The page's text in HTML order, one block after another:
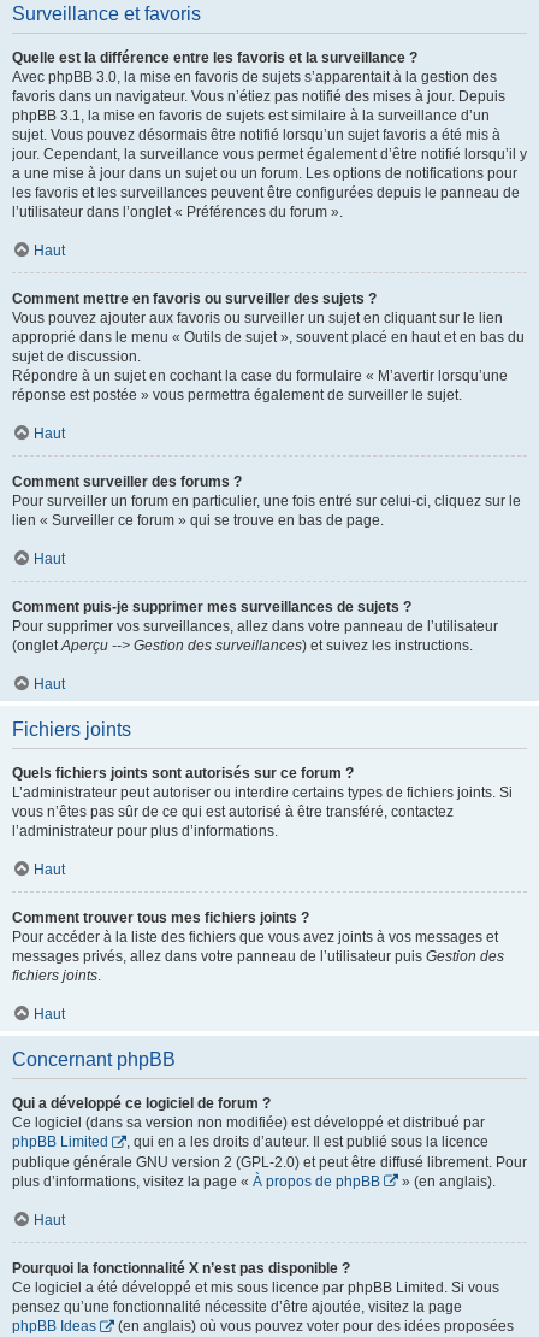
Surveillance et favoris
Quelle est la différence entre les favoris et la surveillance ?
Avec phpBB 3.0, la mise en favoris de sujets s’apparentait à la gestion des
favoris dans un navigateur. Vous n’étiez pas notifié des mises à jour. Depuis
phpBB 3.1, la mise en favoris de sujets est similaire à la surveillance d’un
sujet. Vous pouvez désormais être notifié lorsqu’un sujet favoris a été mis à
jour. Cependant, la surveillance vous permet également d’être notifié lorsqu’il y
a une mise à jour dans un sujet ou un forum. Les options de notifications pour
les favoris et les surveillances peuvent être configurées depuis le panneau de
l’utilisateur dans l’onglet « Préférences du forum ».
Haut
Comment mettre en favoris ou surveiller des sujets ?
Vous pouvez ajouter aux favoris ou surveiller un sujet en cliquant sur le lien
approprié dans le menu « Outils de sujet », souvent placé en haut et en bas du
sujet de discussion.
Répondre à un sujet en cochant la case du formulaire « M’avertir lorsqu’une
réponse est postée » vous permettra également de surveiller le sujet.
Haut
Comment surveiller des forums ?
Pour surveiller un forum en particulier, une fois entré sur celui-ci, cliquez sur le
lien « Surveiller ce forum » qui se trouve en bas de page.
Haut
Comment puis-je supprimer mes surveillances de sujets ?
Pour supprimer vos surveillances, allez dans votre panneau de l’utilisateur
(ongletAperçu --> Gestion des surveillances) et suivez les instructions.
Haut
Fichiers joints
Quels fichiers joints sont autorisés sur ce forum ?
L’administrateur peut autoriser ou interdire certains types de fichiers joints. Si
vous n’êtes pas sûr de ce qui est autorisé à être transféré, contactez
l’administrateur pour plus d’informations.
Haut
Comment trouver tous mes fichiers joints ?
Pour accéder à la liste des fichiers que vous avez joints à vos messages et
messages privés, allez dans votre panneau de l’utilisateur puis Gestion des
fichiers joints.
Haut
Concernant phpBB
Qui a développé ce logiciel de forum ?
Ce logiciel (dans sa version non modifiée) est développé et distribué par
phpBB Limited
, qui en a les droits d’auteur. Il est publié sous la licence
publique générale GNU version 2 (GPL-2.0) et peut être diffusé librement. Pour
plus d’informations, visitez la page « À propos de phpBB » (en anglais).
Haut
Pourquoi la fonctionnalité X n’est pas disponible ?
Ce logiciel a été développé et mis sous licence par phpBB Limited. Si vous
pensez qu’une fonctionnalité nécessite d’être ajoutée, visitez la page
phpBB Ideas
(en anglais) où vous pouvez voter pour des idées proposées